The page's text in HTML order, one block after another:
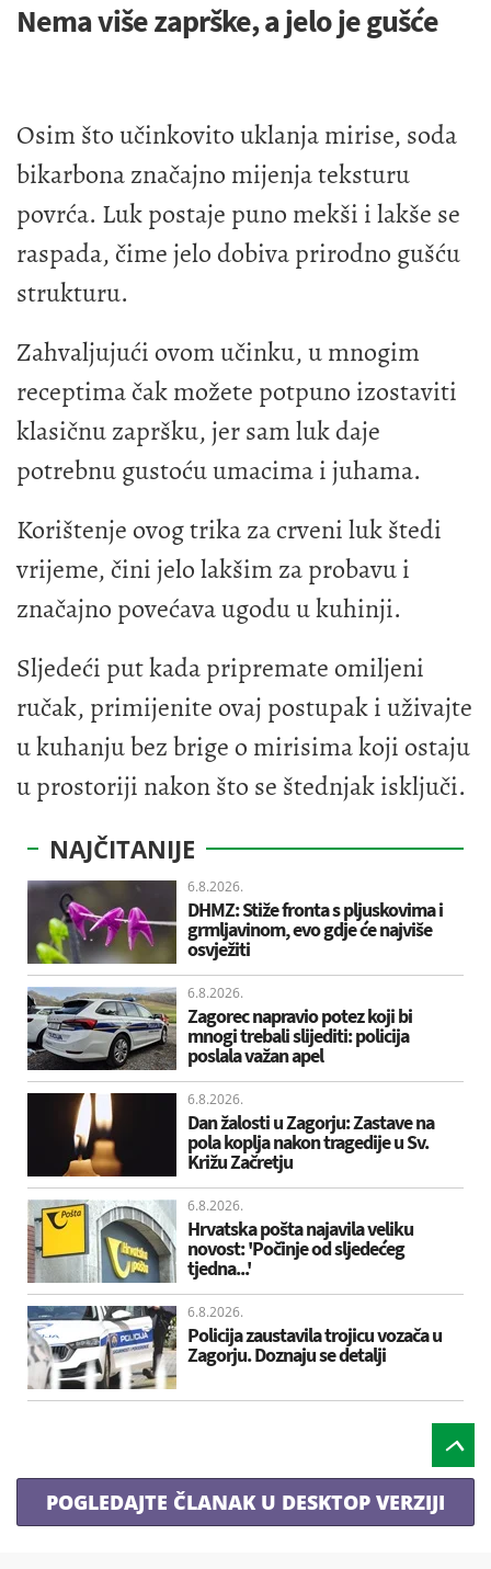
Nema više zaprške, a jelo je gušće
Osim što učinkovito uklanja mirise, soda
bikarbona značajno mijenja teksturu
povrća. Luk postaje puno mekši i lakše se
raspada, čime jelo dobiva prirodno gušću
strukturu.
Zahvaljujući ovom učinku, u mnogim
receptima čak možete potpuno izostaviti
klasičnu zapršku, jer sam luk daje
potrebnu gustoću umacima i juhama.
Korištenje ovog trika za crveni luk štedi
vrijeme, čini jelo lakšim za probavu i
značajno povećava ugodu u kuhinji.
Sljedeći put kada pripremate omiljeni
ručak, primijenite ovaj postupak i uživajte
u kuhanju bez brige o mirisima koji ostaju
u prostoriji nakon što se štednjak isključi.
NAJČITANIJE
6.8.2026.
DHMZ: Stiže fronta s pljuskovima i
grmljavinom, evo gdje će najviše
osvježiti
6.8.2026.
Zagorec napravio potez koji bi
mnogi trebali slijediti: policija
poslala važan apel
6.8.2026.
Dan žalosti u Zagorju: Zastave na
pola koplja nakon tragedije u Sv.
Križu Začretju
6.8.2026.
Hrvatska pošta najavila veliku
novost: 'Počinje od sljedećeg
tjedna...'
6.8.2026.
Policija zaustavila trojicu vozača u
Zagorju. Doznaju se detalji
POGLEDAJTE ČLANAK U DESKTOP VERZIJI